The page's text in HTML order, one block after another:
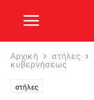
Αρχική στήλες
κυβερνήσεως
στήλες